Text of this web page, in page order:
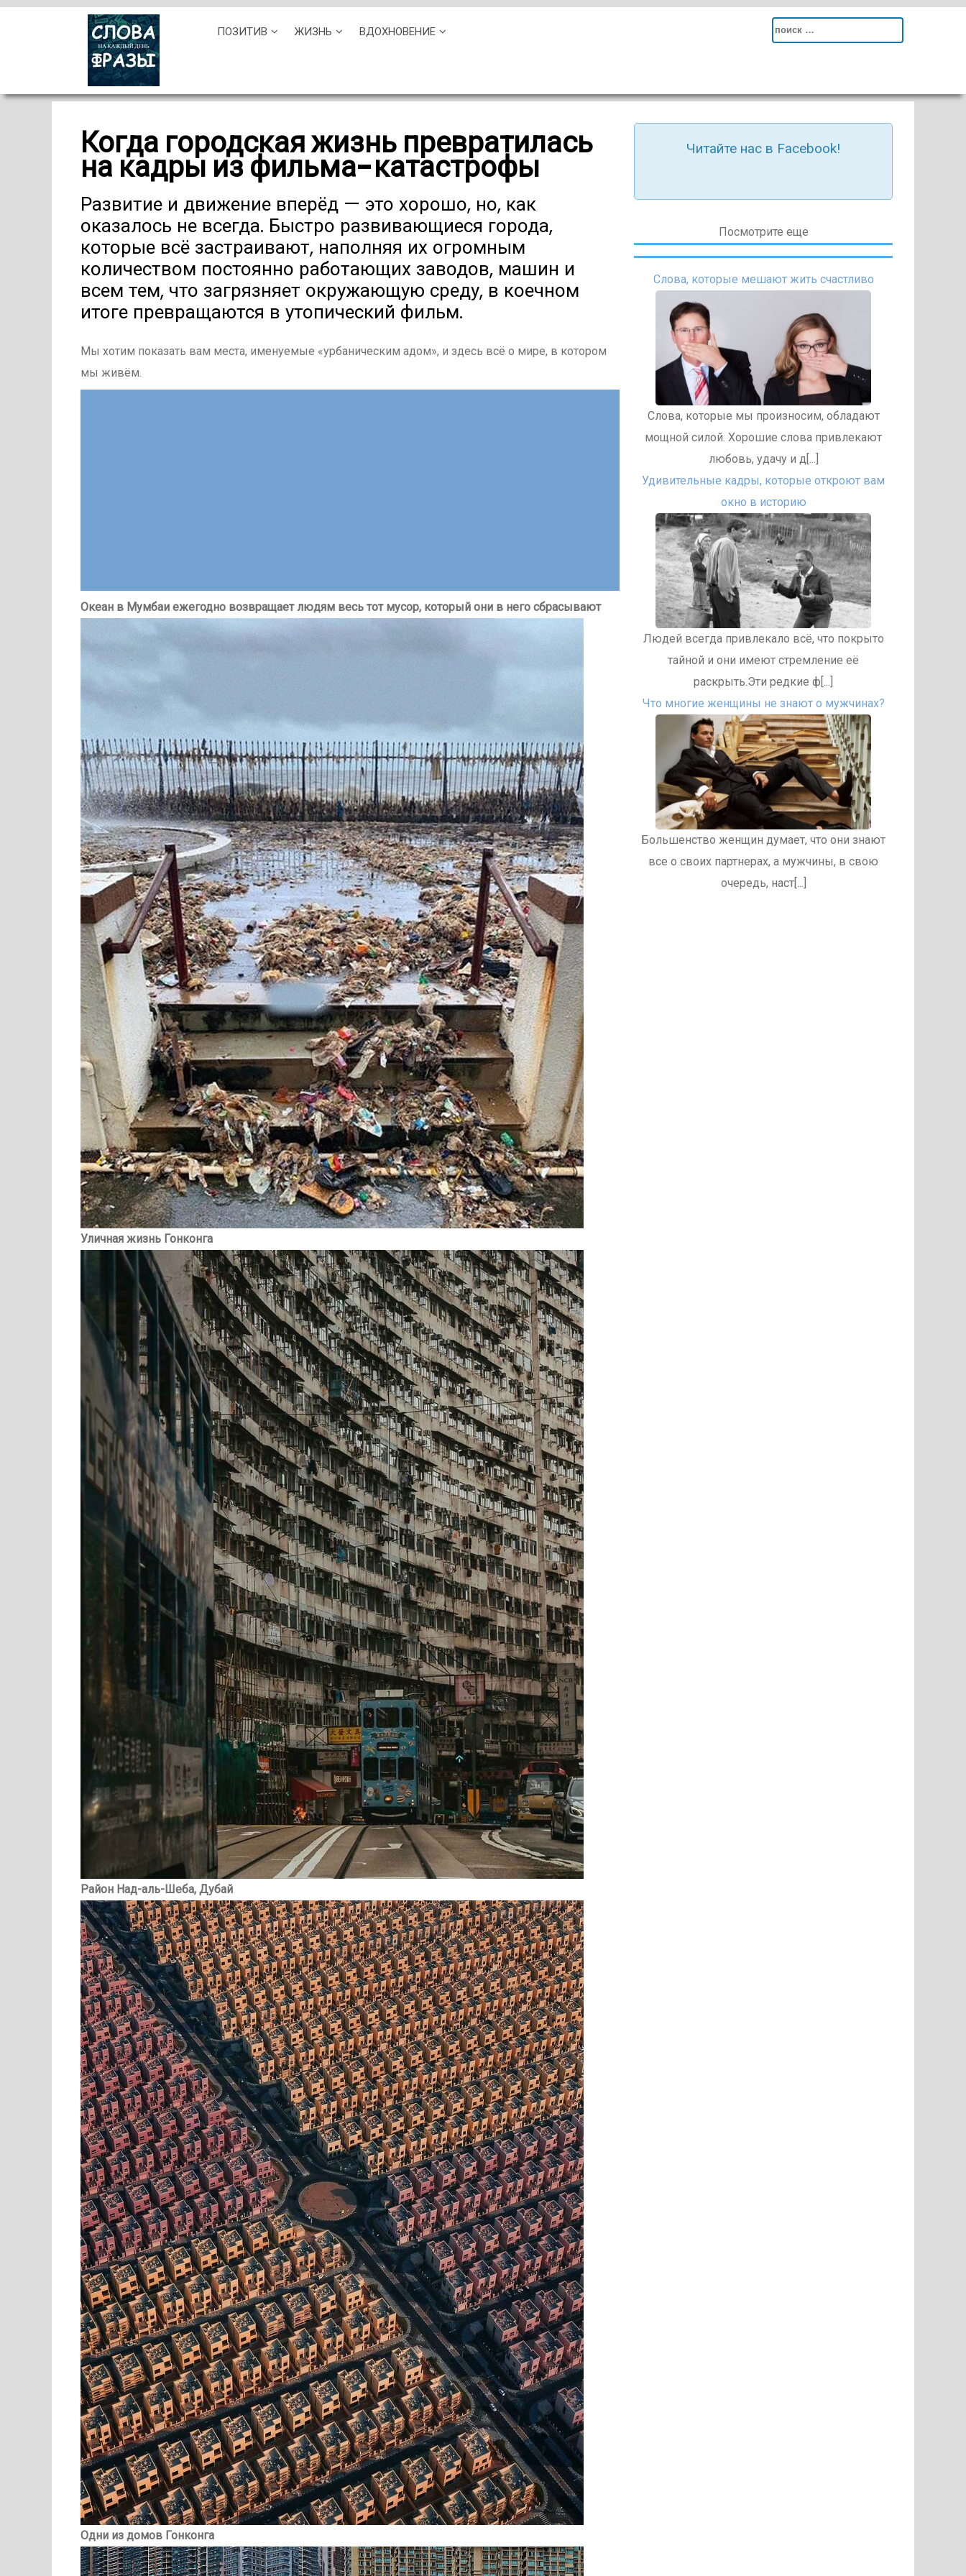
ПОЗИТИВ ЖИЗНЬ ВДОХНОВЕНИЕ
Search
Когда городская жизнь превратилась
на кадры из фильма-катастрофы
Развитие и движение вперёд — это хорошо, но, как
оказалось не всегда. Быстро развивающиеся города,
которые всё застраивают, наполняя их огромным
количеством постоянно работающих заводов, машин и
всем тем, что загрязняет окружающую среду, в коечном
итоге превращаются в утопический фильм.
Мы хотим показать вам места, именуемые «урбаническим адом», и здесь всё о мире, в котором
мы живём.
Океан в Мумбаи ежегодно возвращает людям весь тот мусор, который они в него сбрасывают
Уличная жизнь Гонконга
Район Над-аль-Шеба, Дубай
Одни из домов Гонконга
Читайте нас в Facebook!
Посмотрите еще
Слова, которые мешают жить счастливо
Слова, которые мы произносим, обладают
мощной силой. Хорошие слова привлекают
любовь, удачу и д[...]
Удивительные кадры, которые откроют вам
окно в историю
Людей всегда привлекало всё, что покрыто
тайной и они имеют стремление её
раскрыть.Эти редкие ф[...]
Что многие женщины не знают о мужчинах?
Большенство женщин думает, что они знают
все о своих партнерах, а мужчины, в свою
очередь, наст[...]